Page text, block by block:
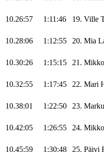
10.26:57 1:11:46 19. Ville
10.28:06 1:12:55 20. Mia
10.30:26 1:15:15 21. Mikko
10.32:55 1:17:45 22. Mari
10.38:01 1:22:50 23.
10.42:05 1:26:55 24. Mikko
10.45:59 1:30:48 25. Päivi